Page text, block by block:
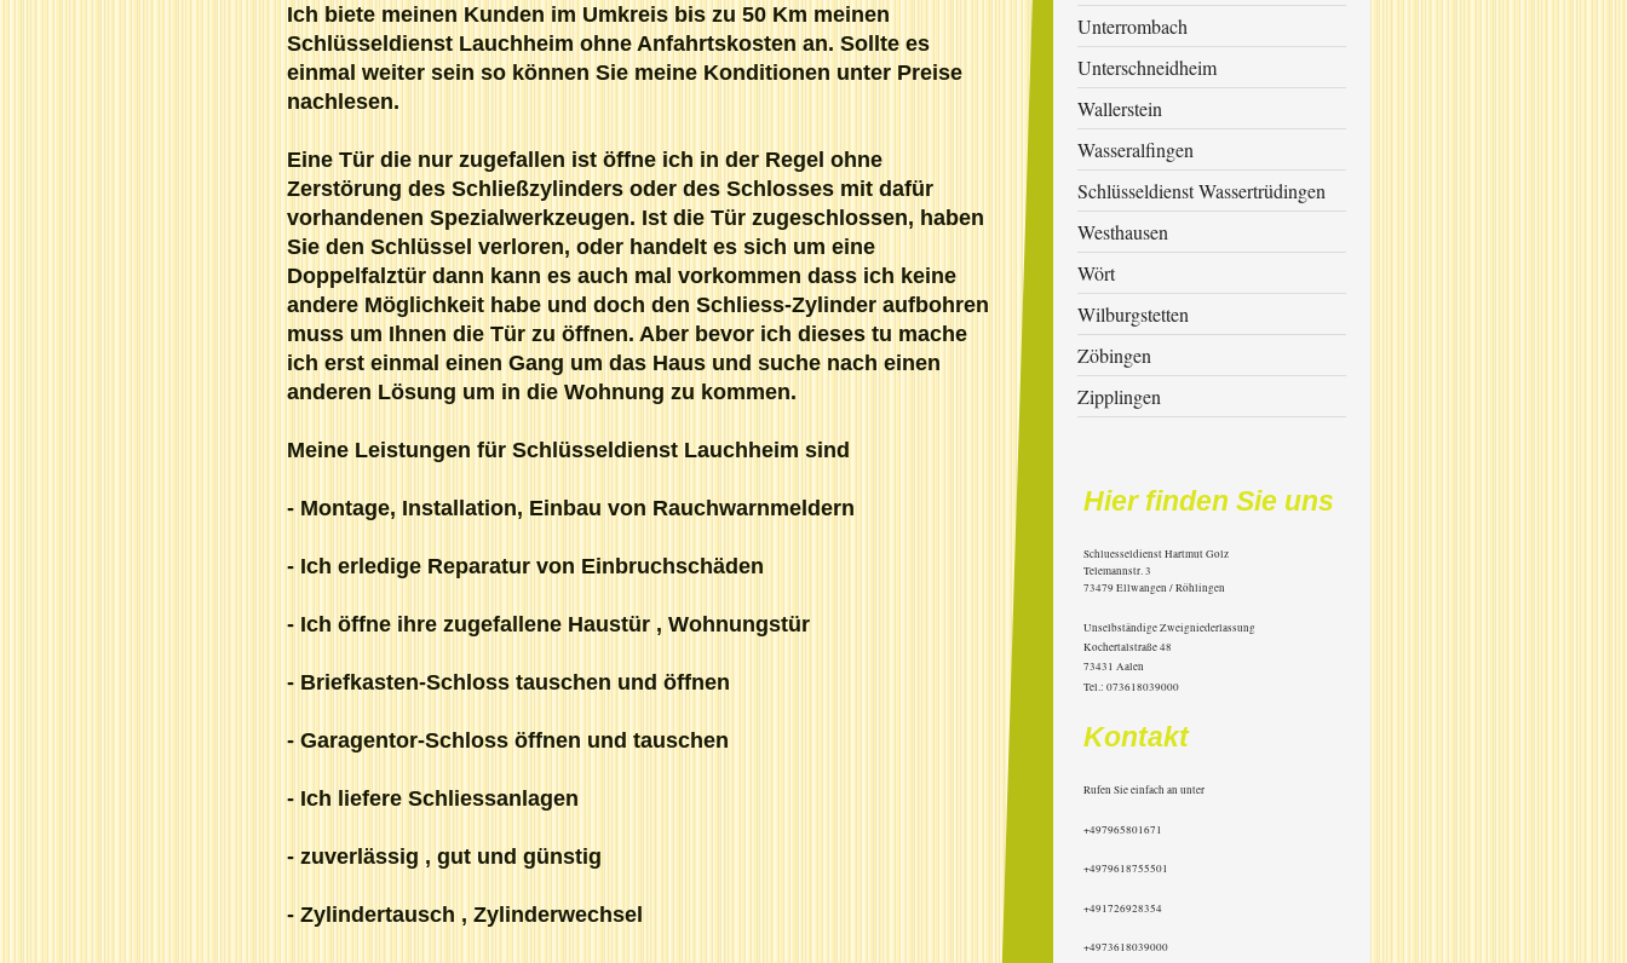
Ich biete meinen Kunden im Umkreis bis zu 50 Km meinen
Schlüsseldienst Lauchheim ohne Anfahrtskosten an. Sollte es
einmal weiter sein so können Sie meine Konditionen unter Preise
nachlesen.
Eine Tür die nur zugefallen ist öffne ich in der Regel ohne
Zerstörung des Schließzylinders oder des Schlosses mit dafür
vorhandenen Spezialwerkzeugen. Ist die Tür zugeschlossen, haben
Sie den Schlüssel verloren, oder handelt es sich um eine
Doppelfalztür dann kann es auch mal vorkommen dass ich keine
andere Möglichkeit habe und doch den Schliess-Zylinder aufbohren
muss um Ihnen die Tür zu öffnen. Aber bevor ich dieses tu mache
ich erst einmal einen Gang um das Haus und suche nach einen
anderen Lösung um in die Wohnung zu kommen.
Meine Leistungen für Schlüsseldienst Lauchheim sind
- Montage, Installation, Einbau von Rauchwarnmeldern
- Ich erledige Reparatur von Einbruchschäden
- Ich öffne ihre zugefallene Haustür , Wohnungstür
- Briefkasten-Schloss tauschen und öffnen
- Garagentor-Schloss öffnen und tauschen
- Ich liefere Schliessanlagen
- zuverlässig , gut und günstig
- Zylindertausch , Zylinderwechsel
Unterrombach
Unterschneidheim
Wallerstein
Wasseralfingen
Schlüsseldienst Wassertrüdingen
Westhausen
Wört
Wilburgstetten
Zöbingen
Zipplingen
Hier finden Sie uns
Schluesseldienst Hartmut Golz
Telemannstr.3
73479Ellwangen / Röhlingen
Unselbständige Zweigniederlassung
Kochertalstraße 48
73431 Aalen
Tel.: 073618039000
Kontakt
Rufen Sie einfach an unter
+497965801671
+4979618755501
+491726928354
+4973618039000